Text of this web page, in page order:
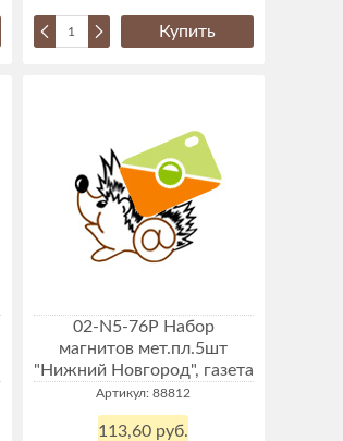
Купить
02-N5-76P Набор
магнитов мет.пл.5шт
"Нижний Новгород", газета
Артикул: 88812
113,60 руб.